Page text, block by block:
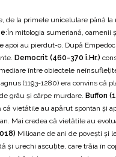
la primele unicelulare până
:În mitologia sumeriană, oamenii
au pierdut-o. După
Democrit (460-370 î.Hr.)
între obiectele
(1193-1280) era convins
grâu și cârpe murdare. Buffon
vietătile au apărut spontan și
Mai credea că vietătile au
Milioane de ani de povești și
urechi ascuțite, care trăia în